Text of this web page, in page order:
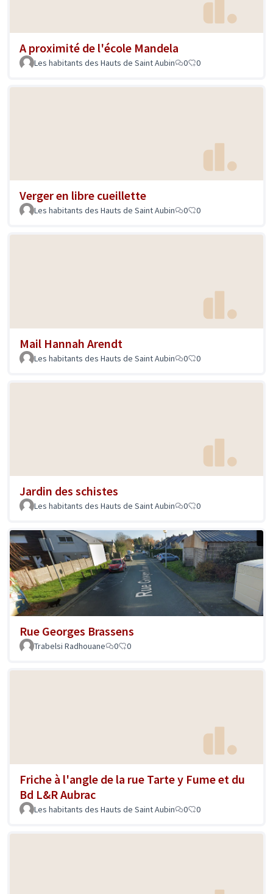
A proximité de l'école Mandela
Les habitants des Hauts de Saint Aubin 0 0
Verger en libre cueillette
Les habitants des Hauts de Saint Aubin 0 0
Mail Hannah Arendt
Les habitants des Hauts de Saint Aubin 0 0
Jardin des schistes
Les habitants des Hauts de Saint Aubin 0 0
Rue Georges Brassens
Trabelsi Radhouane 0 0
Friche à l'angle de la rue Tarte y Fume et du
Bd L&R Aubrac
Les habitants des Hauts de Saint Aubin 0 0